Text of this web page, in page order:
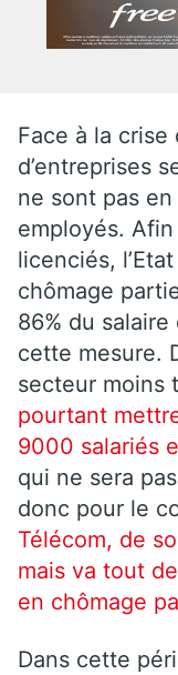
Face à la
d’entreprises
ne sont pas
employés.
licenciés,
chômage
86% du
cette mesure.
secteur moins
pourtant
9000 salariés
qui ne sera
donc pour le
Télécom, de
mais va tout
en chômage
Dans cette